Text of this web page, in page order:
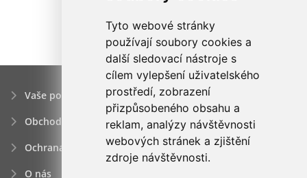
Tyto webové stránky
používají soubory cookies a
další sledovací nástroje s
cílem vylepšení uživatelského
prostředí, zobrazení
přizpůsobeného obsahu a
reklam, analýzy návštěvnosti
webových stránek a zjištění
zdroje návštěvnosti.
Vaše poptávka
Obchodní podmínky
Ochrana osobních údajú
O nás